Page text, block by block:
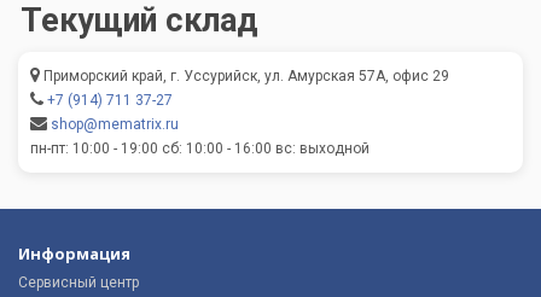
Текущий склад
Приморский край, г. Уссурийск, ул. Амурская 57А, офис 29
+7 (914) 711 37-27
shop@mematrix.ru
пн-пт: 10:00 - 19:00 сб: 10:00 - 16:00 вс: выходной
Информация
Сервисный центр